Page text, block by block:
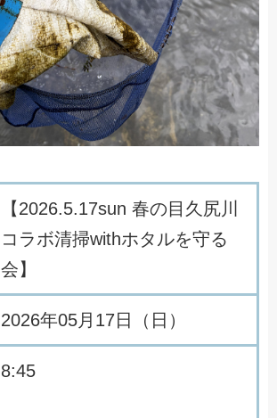
【2026.5.17sun 春の目久尻川
コラボ清掃withホタルを守る
会】
2026年05月17日（日）
8:45